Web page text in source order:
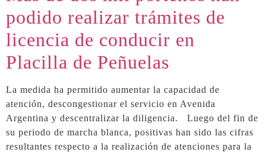
podido realizar trámites de
licencia de conducir en
Placilla de Peñuelas
La medida ha permitido aumentar la capacidad de
atención, descongestionar el servicio en Avenida
Argentina y descentralizar la diligencia. Luego del fin de
su periodo de marcha blanca, positivas han sido las cifras
resultantes respecto a la realización de atenciones para la